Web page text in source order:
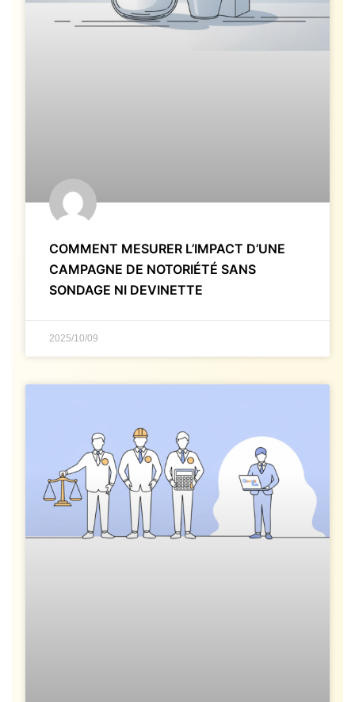
COMMENT MESURER L’IMPACT D’UNE
CAMPAGNE DE NOTORIÉTÉ SANS
SONDAGE NI DEVINETTE
2025/10/09